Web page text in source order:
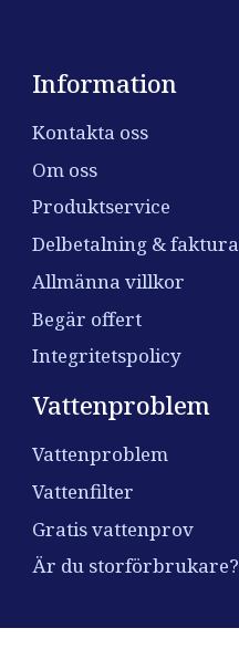
Information
Kontakta oss
Om oss
Produktservice
Delbetalning & faktura
Allmänna villkor
Begär offert
Integritetspolicy
Vattenproblem
Vattenproblem
Vattenfilter
Gratis vattenprov
Är du storförbrukare?